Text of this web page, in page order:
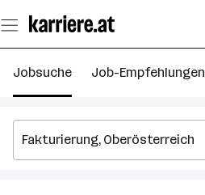
Seiteninhalt
springen
Jobsuche Job-Empfehlungen